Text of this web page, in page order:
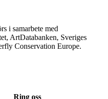
i samarbete med
ArtDatabanken, Sveriges
Conservation Europe.
Ring oss